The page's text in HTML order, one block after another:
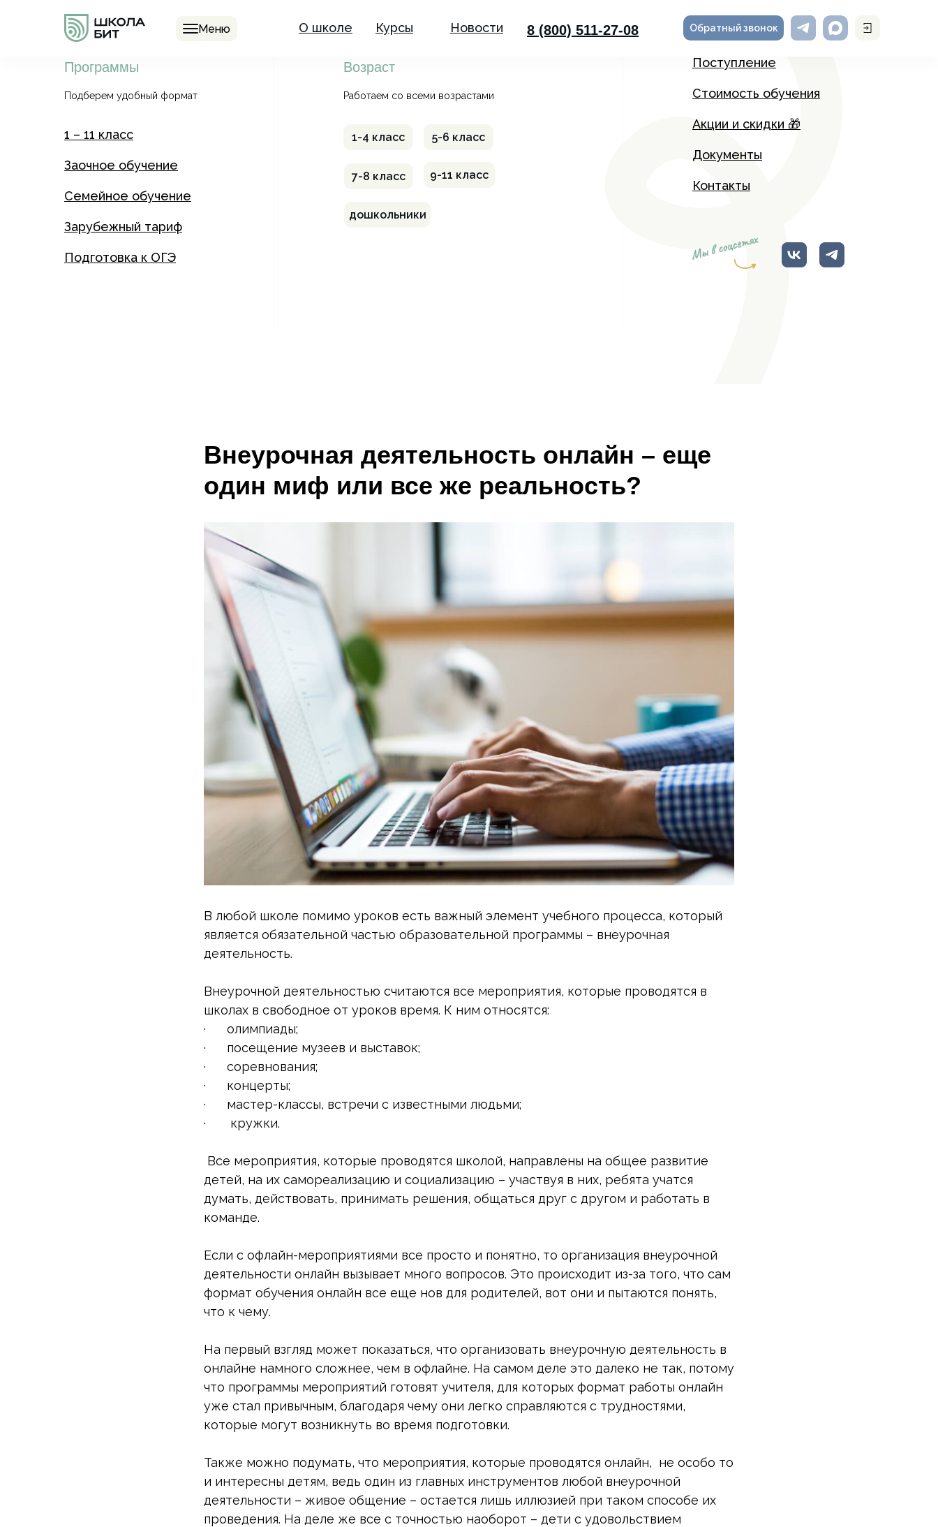
Новости
Курсы
О школе Обратный звонок
Меню 8 (800) 511-27-08
дошкольники
9-11 класс
7-8 класс
1-4 класс 5-6 класс
Подберем удобный формат Работаем со всеми возрастами
Программы Возраст Поступление
Стоимость обучения
Контакты
Подготовка к ОГЭ
Акции и скидки 🎁
Документы
Семейное обучение
Заочное обучение
1 – 11 класс
Зарубежный тариф
Внеурочная деятельность онлайн – еще
один миф или все же реальность?
В любой школе помимо уроков есть важный элемент учебного процесса, который
является обязательной частью образовательной программы – внеурочная
деятельность.
Внеурочной деятельностью считаются все мероприятия, которые проводятся в
школах в свободное от уроков время. К ним относятся:
· олимпиады;
· посещение музеев и выставок;
· соревнования;
· концерты;
· мастер-классы, встречи с известными людьми;
· кружки.
Все мероприятия, которые проводятся школой, направлены на общее развитие
детей, на их самореализацию и социализацию – участвуя в них, ребята учатся
думать, действовать, принимать решения, общаться друг с другом и работать в
команде.
Если с офлайн-мероприятиями все просто и понятно, то организация внеурочной
деятельности онлайн вызывает много вопросов. Это происходит из-за того, что сам
формат обучения онлайн все еще нов для родителей, вот они и пытаются понять,
что к чему.
На первый взгляд может показаться, что организовать внеурочную деятельность в
онлайне намного сложнее, чем в офлайне. На самом деле это далеко не так, потому
что программы мероприятий готовят учителя, для которых формат работы онлайн
уже стал привычным, благодаря чему они легко справляются с трудностями,
которые могут возникнуть во время подготовки.
Также можно подумать, что мероприятия, которые проводятся онлайн, не особо то
и интересны детям, ведь один из главных инструментов любой внеурочной
деятельности – живое общение – остается лишь иллюзией при таком способе их
проведения. На деле же все с точностью наоборот – дети с удовольствием